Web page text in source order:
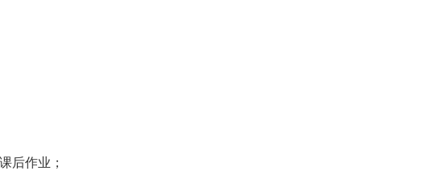
后作业；